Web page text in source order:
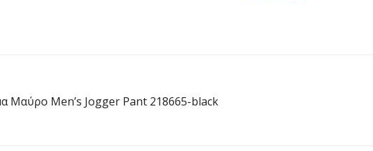
Μαύρο Men’s Jogger Pant 218665-black